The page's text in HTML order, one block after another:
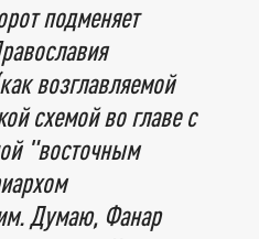
подменяет
возглавляемой
схемой во главе с
"восточным
Думаю, Фанар